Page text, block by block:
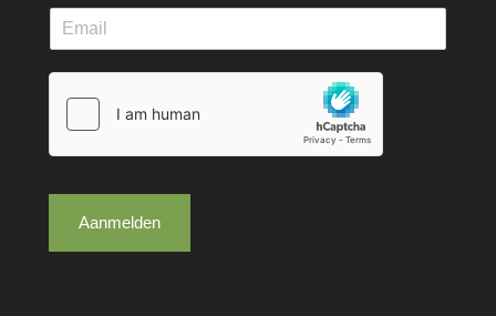
Aanmelden